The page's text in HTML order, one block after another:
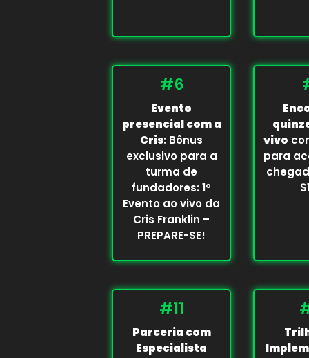
#6
Evento
presencial com a
Cris: Bônus
exclusivo para a
turma de
fundadores: 1º
Evento ao vivo da
Cris Franklin –
PREPARE-SE!
vivo
para
#11
Parceria com
Especialista